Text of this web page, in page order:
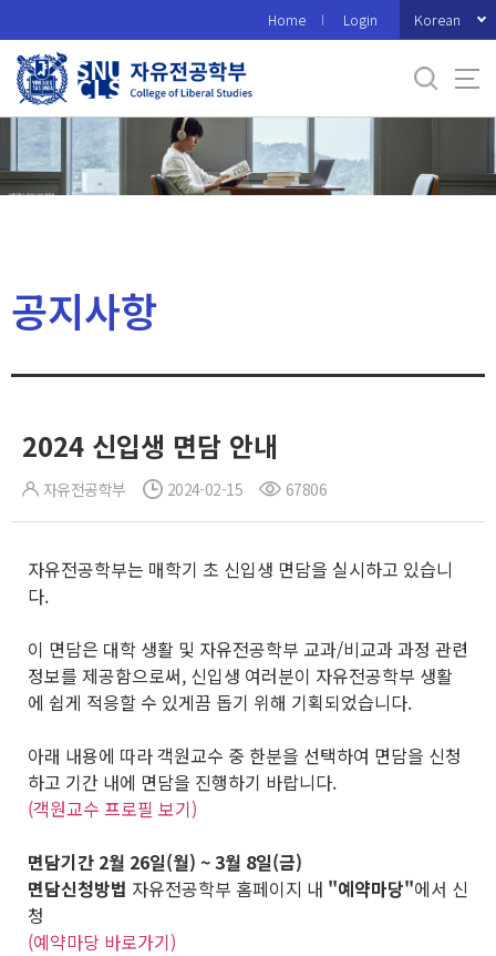
로
메
Home Login Korean
공지사항
2024 신입생 면담 안내
자유전공학부 2024-02-15 67806
자유전공학부는 매학기 초 신입생 면담을 실시하고 있습니
다.
이 면담은 대학 생활 및 자유전공학부 교과/비교과 과정 관련
정보를 제공함으로써, 신입생 여러분이 자유전공학부 생활
에 쉽게 적응할 수 있게끔 돕기 위해 기획되었습니다.
아래 내용에 따라 객원교수 중 한분을 선택하여 면담을 신청
하고 기간 내에 면담을 진행하기 바랍니다.
(객원교수 프로필 보기)
면담기간 2월 26일(월) ~ 3월 8일(금)
면담신청방법 자유전공학부 홈페이지 내 "예약마당"에서 신
청
(예약마당 바로가기)